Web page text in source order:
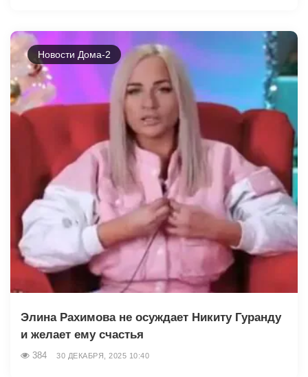
Новости Дома-2
Элина Рахимова не осуждает Никиту Гуранду
и желает ему счастья
384 30 ДЕКАБРЯ, 2025 10:40